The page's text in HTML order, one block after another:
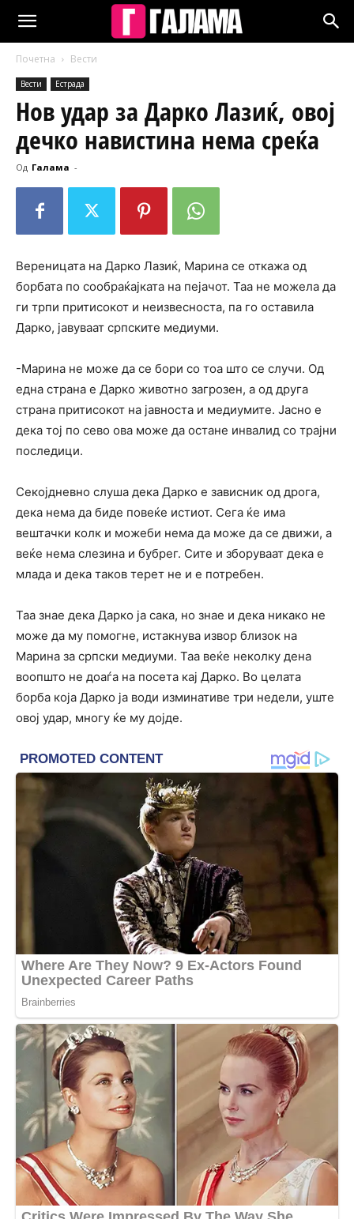
Почетна Вести
Вести Естрада
Нов удар за Дарко Лазиќ, овој
дечко навистина нема среќа
Од Галама -
Вереницата на Дарко Лазиќ, Марина се откажа од
борбата по сообраќајката на пејачот. Таа не можела да
ги трпи притисокот и неизвесноста, па го оставила
Дарко, јавуваат српските медиуми.
-Марина не може да се бори со тоа што се случи. Од
една страна е Дарко животно загрозен, а од друга
страна притисокот на јавноста и медиумите. Јасно е
дека тој по сево ова може да остане инвалид со трајни
последици.
Секојдневно слуша дека Дарко е зависник од дрога,
дека нема да биде повеќе истиот. Сега ќе има
вештачки колк и можеби нема да може да се движи, а
веќе нема слезина и бубрег. Сите и зборуваат дека е
млада и дека таков терет не и е потребен.
Таа знае дека Дарко ја сака, но знае и дека никако не
може да му помогне, истакнува извор близок на
Марина за српски медиуми. Таа веќе неколку дена
воопшто не доаѓа на посета кај Дарко. Во целата
борба која Дарко ја води изминативе три недели, уште
овој удар, многу ќе му дојде.